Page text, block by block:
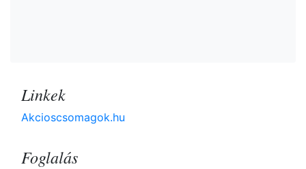
Linkek
Akcioscsomagok.hu
Foglalás